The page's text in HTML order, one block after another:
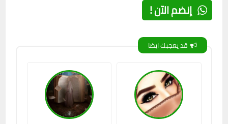
إنضم الآن !
قد يعجبك ايضا